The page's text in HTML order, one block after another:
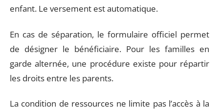
enfant. Le versement est automatique.
En cas de séparation, le formulaire officiel permet
de désigner le bénéficiaire. Pour les familles en
garde alternée, une procédure existe pour répartir
les droits entre les parents.
La condition de ressources ne limite pas l’accès à la